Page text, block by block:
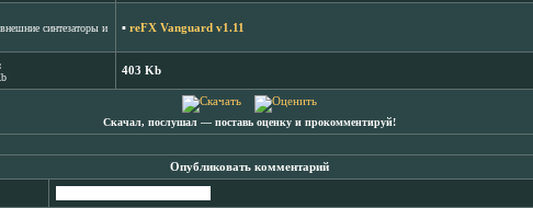
синтезаторы и
▪ reFX Vanguard v1.11
403 Kb
Скачал, послушал ― поставь оценку и прокомментируй!
Опубликовать комментарий